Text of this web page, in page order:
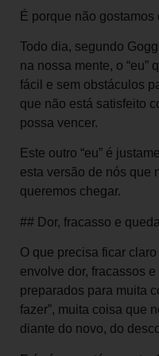
É porque não
Todo dia, segundo
na nossa mente, o “eu”
fácil e sem obstáculos
que não está satisfeito
possa vencer.
Este outro “eu” é
esta versão de nós que
queremos chegar.
## Dor, fracasso e
O que precisa ficar
envolve dor, fracassos
preparados para muita
fazer”, muita coisa que
diante do novo, do